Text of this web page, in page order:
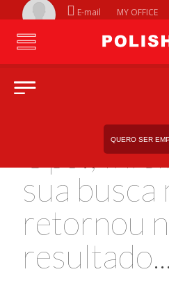
E-mail MY OFFICE
QUERO SER
Ops!,
sua busca
retornou
resultado...